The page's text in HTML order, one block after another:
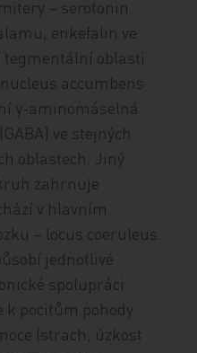
– serotonin
enkefalin ve
oblasti
nucleus accumbens
γ-aminomáselná
ve stejných
oblastech. Jiný
zahrnuje
v hlavním
– locus coeruleus.
jednotlivé
spolupráci
k pocitům pohody
(strach, úzkost